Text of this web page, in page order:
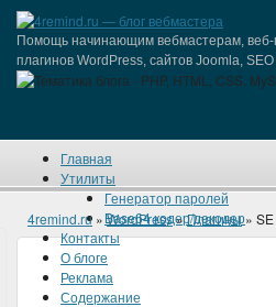
Помощь начинающим вебмастерам, веб-
плагинов WordPress, сайтов Joomla,
Главная
Утилиты
Генератор паролей
Base64 кодер/декодер
Контакты
О блоге
Реклама
Содержание
4remind.ru »WordPress»Плагины» SE